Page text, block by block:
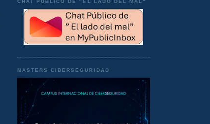
CHAT PÚBLICO DE "EL LADO DEL MAL"
MASTERS CIBERSEGURIDAD